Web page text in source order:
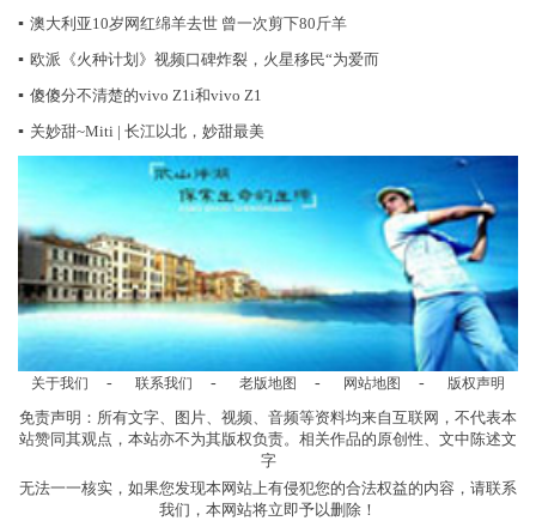
▪ 澳大利亚10岁网红绵羊去世 曾一次剪下80斤羊
▪ 欧派《火种计划》视频口碑炸裂，火星移民“为爱而
▪ 傻傻分不清楚的vivo Z1i和vivo Z1
▪ 关妙甜~Miti | 长江以北，妙甜最美
关于我们 - 联系我们 - 老版地图 - 网站地图 - 版权声明
免责声明：所有文字、图片、视频、音频等资料均来自互联网，不代表本
站赞同其观点，本站亦不为其版权负责。相关作品的原创性、文中陈述文
字
无法一一核实，如果您发现本网站上有侵犯您的合法权益的内容，请联系
我们，本网站将立即予以删除！